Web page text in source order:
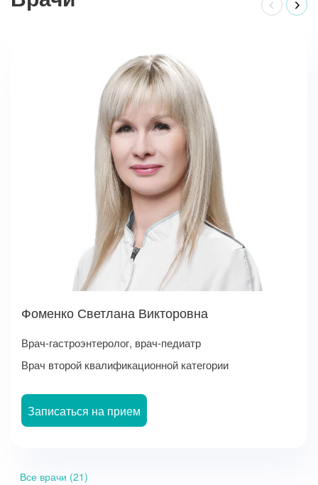
Фоменко Светлана Викторовна
Врач-гастроэнтеролог, врач-педиатр
Врач второй квалификационной категории
Записаться на прием
Все врачи (21)